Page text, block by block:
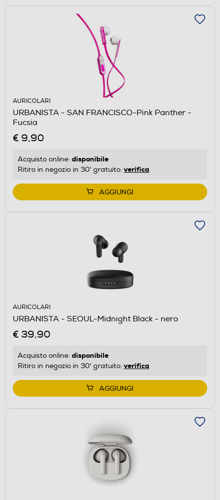
AURICOLARI
URBANISTA - SAN FRANCISCO-Pink Panther -
Fucsia
€ 9,90
Acquisto online: disponibile
Ritiro in negozio in 30' gratuito: verifica
AGGIUNGI
AURICOLARI
URBANISTA - SEOUL-Midnight Black - nero
€ 39,90
Acquisto online: disponibile
Ritiro in negozio in 30' gratuito: verifica
AGGIUNGI